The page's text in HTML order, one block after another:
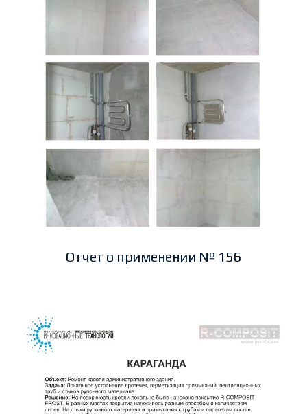
Отчет о применении № 156